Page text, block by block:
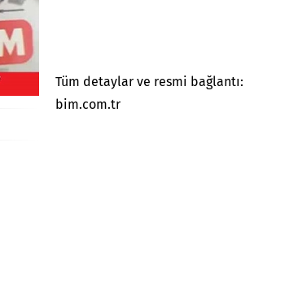
Tüm detaylar ve resmi bağlantı:
bim.com.tr